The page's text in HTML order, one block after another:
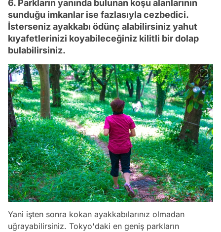
6. Parkların yanında bulunan koşu alanlarının
sunduğu imkanlar ise fazlasıyla cezbedici.
İsterseniz ayakkabı ödünç alabilirsiniz yahut
kıyafetlerinizi koyabileceğiniz kilitli bir dolap
bulabilirsiniz.
Yani işten sonra kokan ayakkabılarınız olmadan
uğrayabilirsiniz. Tokyo'daki en geniş parkların